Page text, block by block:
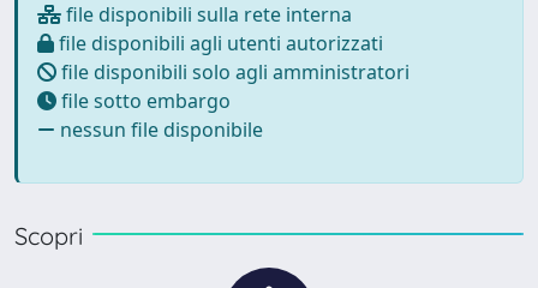
file disponibili sulla rete interna
file disponibili agli utenti autorizzati
file disponibili solo agli amministratori
file sotto embargo
nessun file disponibile
Scopri